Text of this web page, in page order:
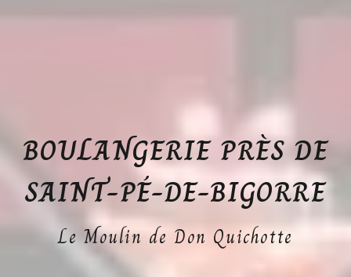
BOULANGERIE PRÈS DE
SAINT-PÉ-DE-BIGORRE
Le Moulin de Don Quichotte